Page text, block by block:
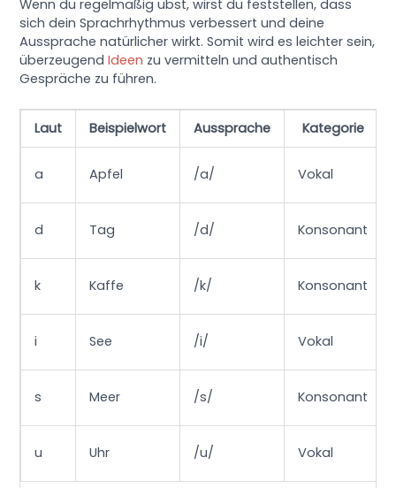
Wenn du regelmäßig übst, wirst du feststellen, dass
sich dein Sprachrhythmus verbessert und deine
Aussprache natürlicher wirkt. Somit wird es leichter sein,
überzeugendIdeen zu vermitteln und authentisch
Gespräche zu führen.
Laut Beispielwort Aussprache Kategorie
a Apfel /a/ Vokal
d Tag /d/ Konsonant
k Kaffe /k/ Konsonant
i See /i/ Vokal
s Meer /s/ Konsonant
u Uhr /u/ Vokal